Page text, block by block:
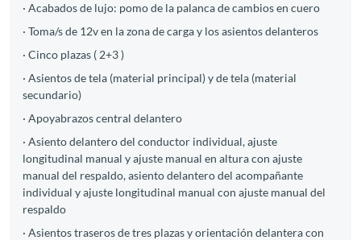
· Acabados de lujo: pomo de la palanca de cambios en cuero
· Toma/s de 12v en la zona de carga y los asientos delanteros
· Cinco plazas ( 2+3 )
· Asientos de tela (material principal) y de tela (material
secundario)
· Apoyabrazos central delantero
· Asiento delantero del conductor individual, ajuste
longitudinal manual y ajuste manual en altura con ajuste
manual del respaldo, asiento delantero del acompañante
individual y ajuste longitudinal manual con ajuste manual del
respaldo
· Asientos traseros de tres plazas y orientación delantera con